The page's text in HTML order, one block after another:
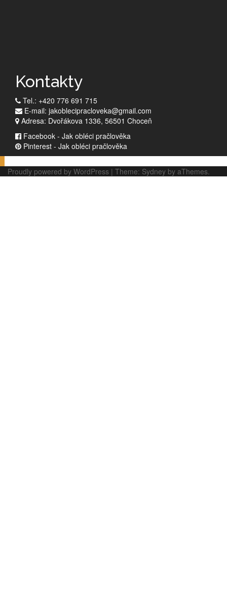
Kontakty
Tel.: +420 776 691 715
E-mail: jakoblecipracloveka@gmail.com
Adresa: Dvořákova 1336, 56501 Choceň
Facebook - Jak obléci pračlověka
Pinterest - Jak obléci pračlověka
Proudly powered by WordPress | Theme: Sydney by aThemes.